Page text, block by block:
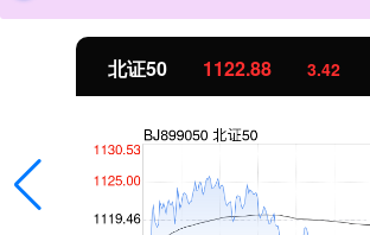
北证50 1122.88 3.42